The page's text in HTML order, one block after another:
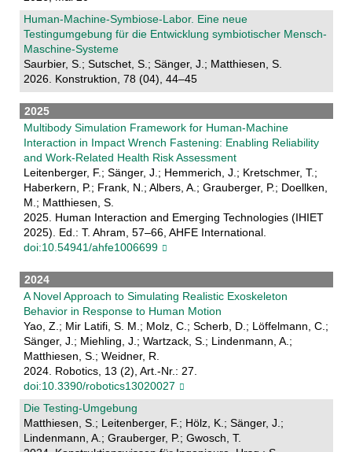
Human-Machine-Symbiose-Labor. Eine neue
Testingumgebung für die Entwicklung symbiotischer Mensch-
Maschine-Systeme
Saurbier, S.; Sutschet, S.; Sänger, J.; Matthiesen, S.
2026. Konstruktion, 78 (04), 44–45
2025
Multibody Simulation Framework for Human-Machine
Interaction in Impact Wrench Fastening: Enabling Reliability
and Work-Related Health Risk Assessment
Leitenberger, F.; Sänger, J.; Hemmerich, J.; Kretschmer, T.;
Haberkern, P.; Frank, N.; Albers, A.; Grauberger, P.; Doellken,
M.; Matthiesen, S.
2025. Human Interaction and Emerging Technologies (IHIET
2025). Ed.: T. Ahram, 57–66, AHFE International.
doi:10.54941/ahfe1006699
2024
A Novel Approach to Simulating Realistic Exoskeleton
Behavior in Response to Human Motion
Yao, Z.; Mir Latifi, S. M.; Molz, C.; Scherb, D.; Löffelmann, C.;
Sänger, J.; Miehling, J.; Wartzack, S.; Lindenmann, A.;
Matthiesen, S.; Weidner, R.
2024. Robotics, 13 (2), Art.-Nr.: 27.
doi:10.3390/robotics13020027
Die Testing-Umgebung
Matthiesen, S.; Leitenberger, F.; Hölz, K.; Sänger, J.;
Lindenmann, A.; Grauberger, P.; Gwosch, T.